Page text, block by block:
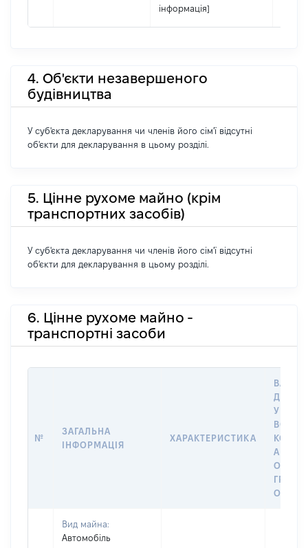
інформація]
4. Об'єкти незавершеного
будівництва
У суб'єкта декларування чи членів його сім'ї відсутні
об'єкти для декларування в цьому розділі.
5. Цінне рухоме майно (крім
транспортних засобів)
У суб'єкта декларування чи членів його сім'ї відсутні
об'єкти для декларування в цьому розділі.
6. Цінне рухоме майно -
транспортні засоби
№
ЗАГАЛЬНА
ІНФОРМАЦІЯ
ХАРАКТЕРИСТИКА
ДАТУ
У
АБО
Вид майна:
Автомобіль